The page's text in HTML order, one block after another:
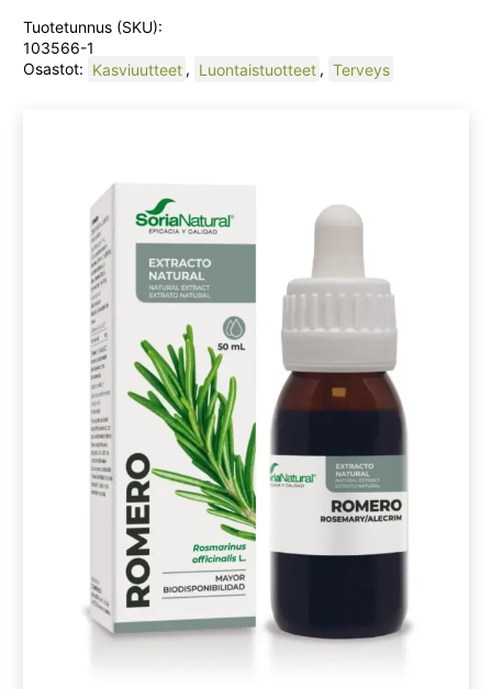
Tuotetunnus (SKU):
103566-1
Osastot: Kasviuutteet , Luontaistuotteet , Terveys